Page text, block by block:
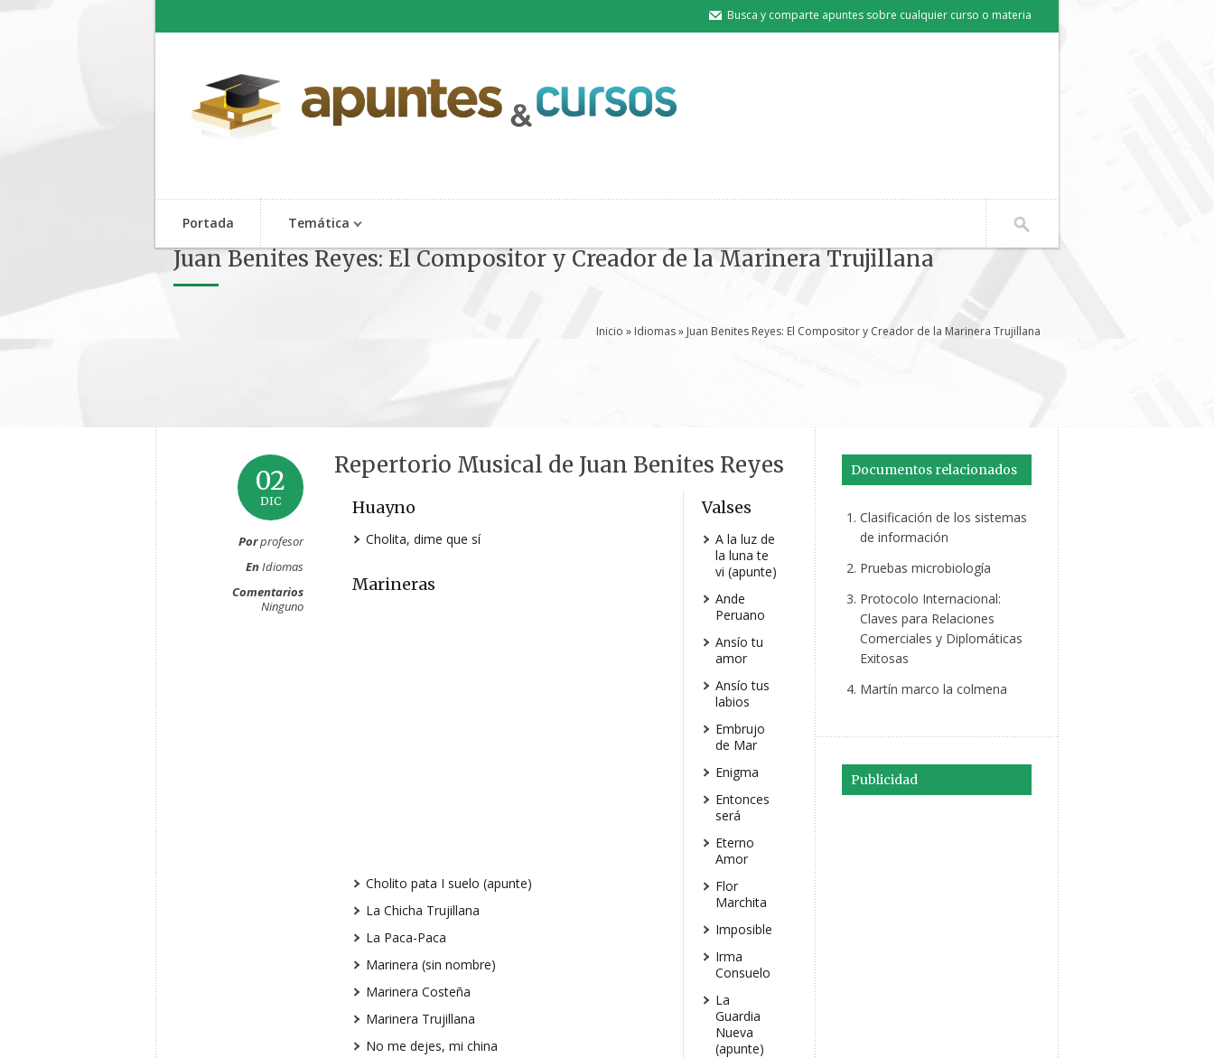
Busca y comparte apuntes sobre cualquier curso o materia
Portada Temática
Juan Benites Reyes: El Compositor y Creador de la Marinera Trujillana
Inicio » Idiomas» Juan Benites Reyes: El Compositor y Creador de la Marinera Trujillana
02
DIC
Porprofesor
EnIdiomas
Comentarios
Ninguno
Repertorio Musical de Juan Benites Reyes
Huayno
Cholita, dime que sí
Marineras
Cholito pata I suelo (apunte)
La Chicha Trujillana
La Paca-Paca
Marinera (sin nombre)
Marinera Costeña
Marinera Trujillana
No me dejes, mi china
Valses
A la luz de
la luna te
vi (apunte)
Ande
Peruano
Ansío tu
amor
Ansío tus
labios
Embrujo
de Mar
Enigma
Entonces
será
Eterno
Amor
Flor
Marchita
Imposible
Irma
Consuelo
La
Guardia
Nueva
(apunte)
Documentos relacionados
Clasificación de los sistemas
de información
Pruebas microbiología
Protocolo Internacional:
Claves para Relaciones
Comerciales y Diplomáticas
Exitosas
Martín marco la colmena
Publicidad